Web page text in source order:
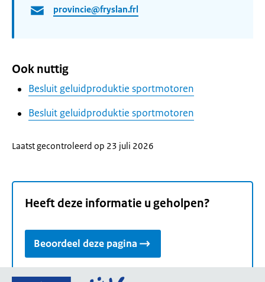
provincie@fryslan.frl
Ook nuttig
Besluit geluidproduktie sportmotoren
Besluit geluidproduktie sportmotoren
Laatst gecontroleerd op 23 juli 2026
Heeft deze informatie u geholpen?
Beoordeel deze pagina